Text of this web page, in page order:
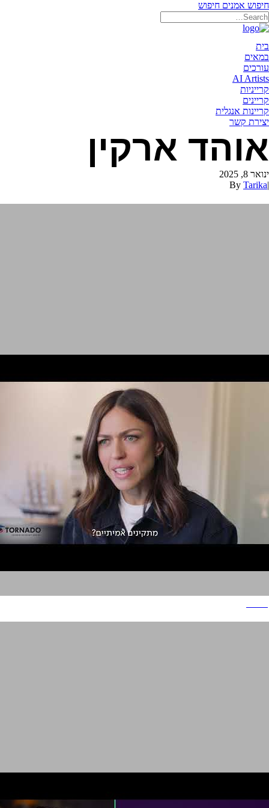
חיפוש אמנים חיפוש
בית
במאים
עורכים
AI Artists
קרייניות
קריינים
קריינות אנגלית
יצירת קשר
אוהד ארקין
ינואר 8, 2025
|
By Tarika